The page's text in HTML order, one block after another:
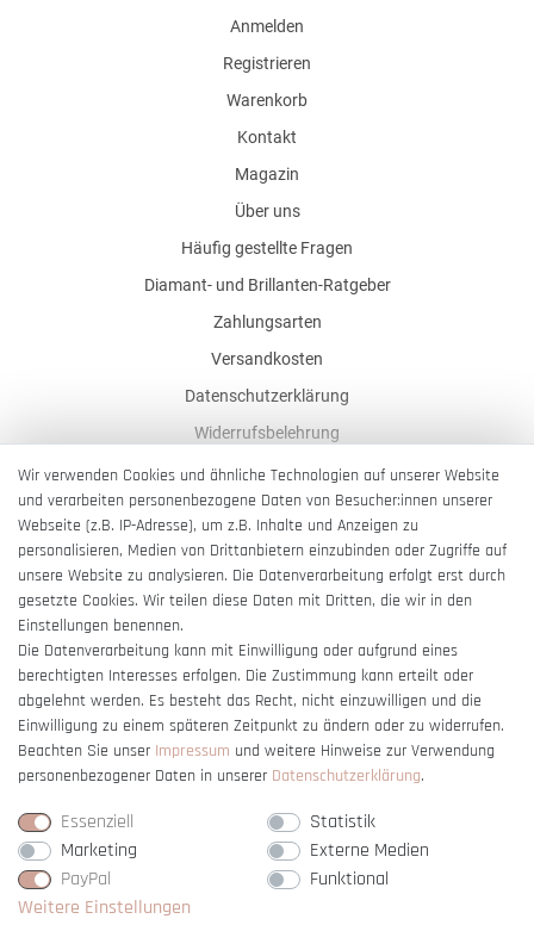
Anmelden
Registrieren
Warenkorb
Kontakt
Magazin
Über uns
Häufig gestellte Fragen
Diamant- und Brillanten-Ratgeber
Zahlungsarten
Versandkosten
Datenschutzerklärung
Widerrufsbelehrung
AGB
Impressum
Barrierefreiheitserklärung
Vertrag widerrufen
Wir verwenden Cookies und ähnliche Technologien auf unserer Website
und verarbeiten personenbezogene Daten von Besucher:innen unserer
Webseite (z.B. IP-Adresse), um z.B. Inhalte und Anzeigen zu
personalisieren, Medien von Drittanbietern einzubinden oder Zugriffe auf
unsere Website zu analysieren. Die Datenverarbeitung erfolgt erst durch
gesetzte Cookies. Wir teilen diese Daten mit Dritten, die wir in den
Einstellungen benennen.
Die Datenverarbeitung kann mit Einwilligung oder aufgrund eines
berechtigten Interesses erfolgen. Die Zustimmung kann erteilt oder
abgelehnt werden. Es besteht das Recht, nicht einzuwilligen und die
Einwilligung zu einem späteren Zeitpunkt zu ändern oder zu widerrufen.
Beachten Sie unser Impressum und weitere Hinweise zur Verwendung
personenbezogener Daten in unserer Daten­schutz­erklärung.
Essenziell
Statistik
Marketing
Externe Medien
PayPal
Funktional
Weitere Einstellungen